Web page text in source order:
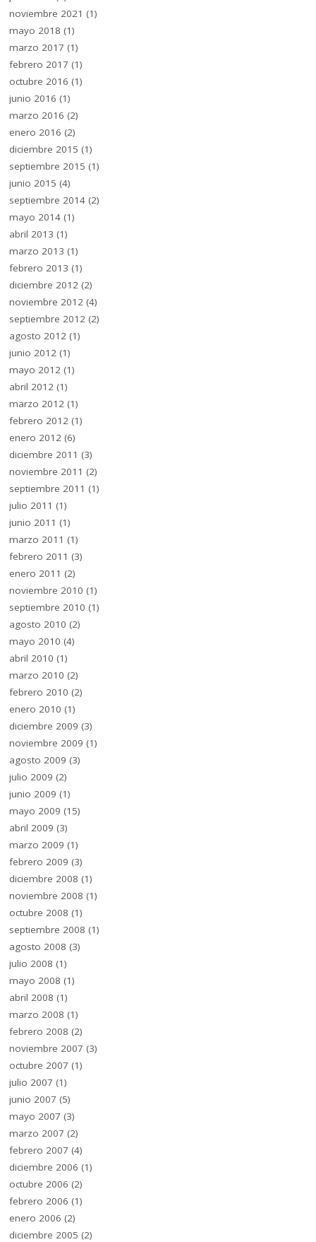
noviembre 2021 (1)
mayo 2018 (1)
marzo 2017 (1)
febrero 2017 (1)
octubre 2016 (1)
junio 2016 (1)
marzo 2016 (2)
enero 2016 (2)
diciembre 2015 (1)
septiembre 2015 (1)
junio 2015 (4)
septiembre 2014 (2)
mayo 2014 (1)
abril 2013 (1)
marzo 2013 (1)
febrero 2013 (1)
diciembre 2012 (2)
noviembre 2012 (4)
septiembre 2012 (2)
agosto 2012 (1)
junio 2012 (1)
mayo 2012 (1)
abril 2012 (1)
marzo 2012 (1)
febrero 2012 (1)
enero 2012 (6)
diciembre 2011 (3)
noviembre 2011 (2)
septiembre 2011 (1)
julio 2011 (1)
junio 2011 (1)
marzo 2011 (1)
febrero 2011 (3)
enero 2011 (2)
noviembre 2010 (1)
septiembre 2010 (1)
agosto 2010 (2)
mayo 2010 (4)
abril 2010 (1)
marzo 2010 (2)
febrero 2010 (2)
enero 2010 (1)
diciembre 2009 (3)
noviembre 2009 (1)
agosto 2009 (3)
julio 2009 (2)
junio 2009 (1)
mayo 2009 (15)
abril 2009 (3)
marzo 2009 (1)
febrero 2009 (3)
diciembre 2008 (1)
noviembre 2008 (1)
octubre 2008 (1)
septiembre 2008 (1)
agosto 2008 (3)
julio 2008 (1)
mayo 2008 (1)
abril 2008 (1)
marzo 2008 (1)
febrero 2008 (2)
noviembre 2007 (3)
octubre 2007 (1)
julio 2007 (1)
junio 2007 (5)
mayo 2007 (3)
marzo 2007 (2)
febrero 2007 (4)
diciembre 2006 (1)
octubre 2006 (2)
febrero 2006 (1)
enero 2006 (2)
diciembre 2005 (2)